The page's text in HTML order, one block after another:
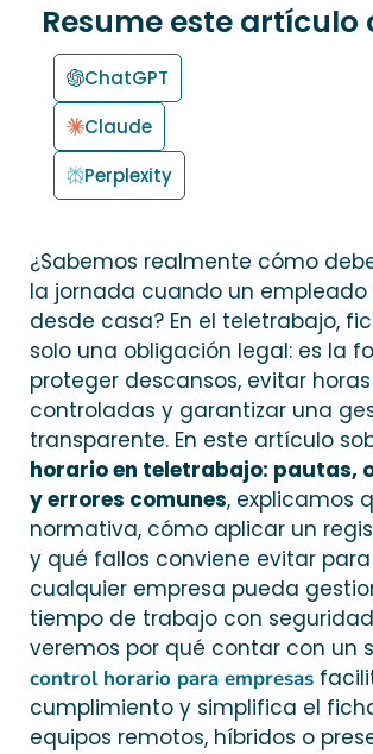
Resume este artículo
ChatGPT
Claude
Perplexity
¿Sabemos realmente cómo
la jornada cuando un
desde casa? En el teletrabajo,
solo una obligación legal: es la
proteger descansos, evitar
controladas y garantizar una
transparente. En este artículo
horario en teletrabajo: pautas,
y errores comunes, explicamos
normativa, cómo aplicar un
y qué fallos conviene evitar
cualquier empresa pueda
tiempo de trabajo con
veremos por qué contar con un
control horario para empresas
cumplimiento y simplifica el
equipos remotos, híbridos o